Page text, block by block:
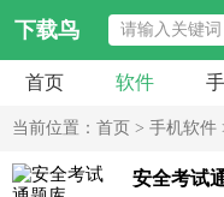
下载鸟
首页 软件
当前位置： 首页 > 手机软件
安全考试